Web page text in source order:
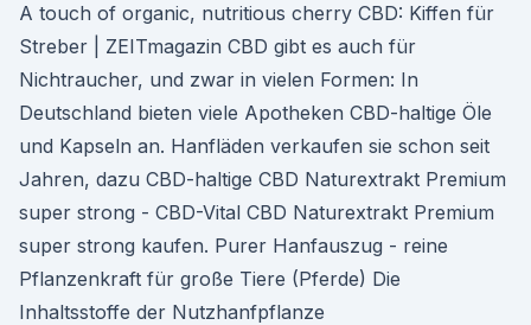
A touch of organic, nutritious cherry CBD: Kiffen für
Streber | ZEITmagazin CBD gibt es auch für
Nichtraucher, und zwar in vielen Formen: In
Deutschland bieten viele Apotheken CBD-haltige Öle
und Kapseln an. Hanfläden verkaufen sie schon seit
Jahren, dazu CBD-haltige CBD Naturextrakt Premium
super strong - CBD-Vital CBD Naturextrakt Premium
super strong kaufen. Purer Hanfauszug - reine
Pflanzenkraft für große Tiere (Pferde) Die
Inhaltsstoffe der Nutzhanfpflanze